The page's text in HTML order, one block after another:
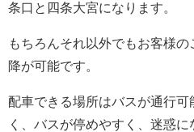
条口と四条大宮になります。
もちろんそれ以外でもお客様
降が可能です。
配車できる場所はバスが通行
く、バスが停めやすく、迷惑